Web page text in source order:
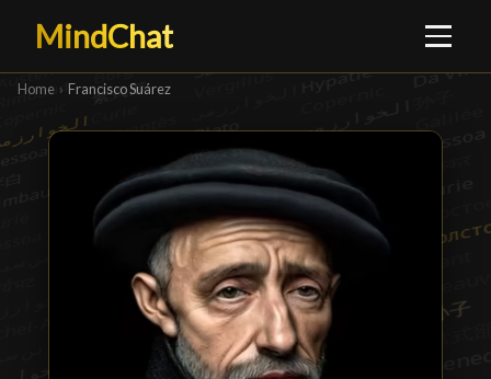
MindChat
Home › Francisco Suárez